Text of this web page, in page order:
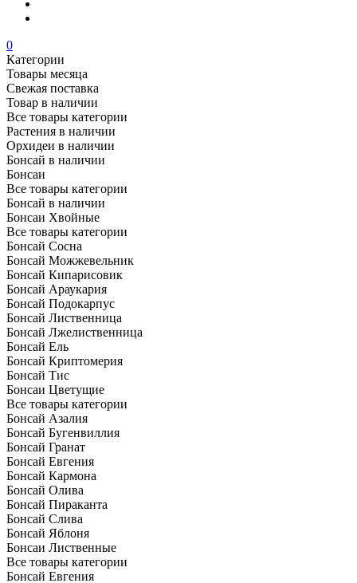
0
Категории
Товары месяца
Свежая поставка
Товар в наличии
Все товары категории
Растения в наличии
Орхидеи в наличии
Бонсай в наличии
Бонсаи
Все товары категории
Бонсай в наличии
Бонсаи Хвойные
Все товары категории
Бонсай Сосна
Бонсай Можжевельник
Бонсай Кипарисовик
Бонсай Араукария
Бонсай Подокарпус
Бонсай Лиственница
Бонсай Лжелиственница
Бонсай Ель
Бонсай Криптомерия
Бонсай Тис
Бонсаи Цветущие
Все товары категории
Бонсай Азалия
Бонсай Бугенвиллия
Бонсай Гранат
Бонсай Евгения
Бонсай Кармона
Бонсай Олива
Бонсай Пираканта
Бонсай Слива
Бонсай Яблоня
Бонсаи Лиственные
Все товары категории
Бонсай Евгения